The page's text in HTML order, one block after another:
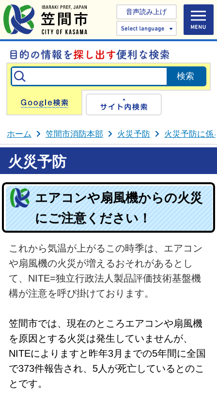
音声読み上げ
Select
Google検索
ホーム 笠間市消防本部 火災予防 火災予防に係
火災予防
エアコンや扇風機からの火災
にご注意ください！
これから気温が上がるこの時季は、エアコン
や扇風機の火災が増えるおそれがあるとし
て、NITE=独立行政法人製品評価技術基盤機
構が注意を呼び掛けております。
笠間市では、現在のところエアコンや扇風機
を原因とする火災は発生していませんが、
NITEによりますと昨年3月までの5年間に全国
で373件報告され、5人が死亡しているとのこ
とです。